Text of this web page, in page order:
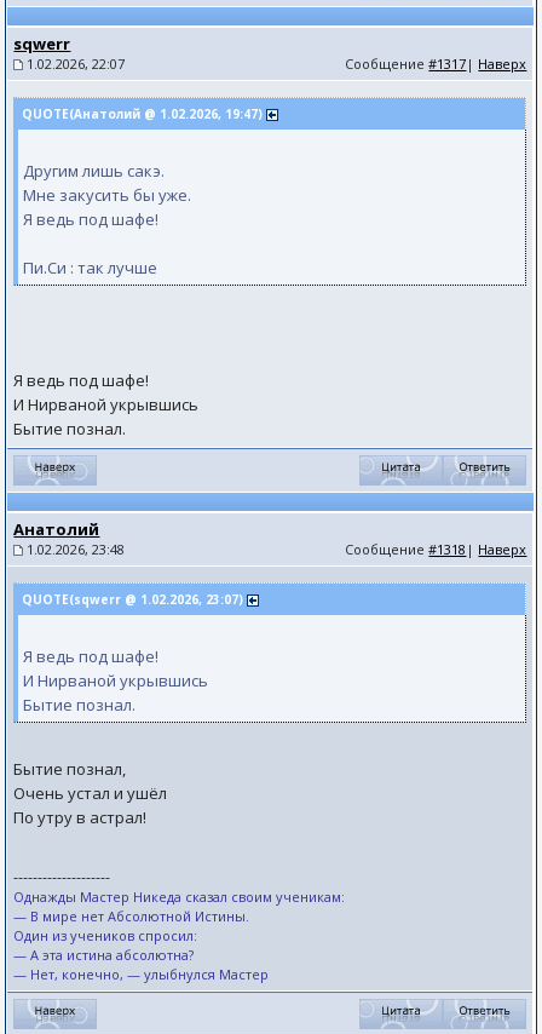
sqwerr
1.02.2026, 22:07 Сообщение#1317 | Наверх
QUOTE(Анатолий @ 1.02.2026, 19:47)
Другим лишь сакэ.
Мне закусить бы уже.
Я ведь под шафе!
Пи.Си : так лучше
Я ведь под шафе!
И Нирваной укрывшись
Бытие познал.
Анатолий
1.02.2026, 23:48 Сообщение#1318 | Наверх
QUOTE(sqwerr @ 1.02.2026, 23:07)
Я ведь под шафе!
И Нирваной укрывшись
Бытие познал.
Бытие познал,
Очень устал и ушёл
По утру в астрал!
--------------------
Однажды Мастер Никеда сказал своим ученикам:
— В мире нет Абсолютной Истины.
Один из учеников спросил:
— А эта истина абсолютна?
— Нет, конечно, — улыбнулся Мастер